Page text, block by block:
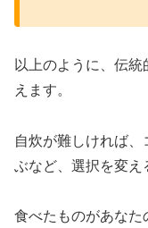
以上のように、伝
えます。
自炊が難しければ
ぶなど、選択を変え
食べたものがあなた